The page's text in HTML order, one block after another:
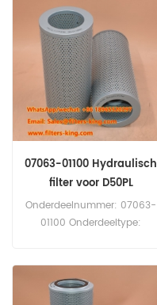
bestelhoeveelheid: 60 stuks
P171533 Hydraulisch
filterpatroon kruisreferentie
2045606 Gebruik voor
Hyster J1.60 XMT.
07063-01100 Hydraulisch
filter voor D50PL
Onderdeelnummer: 07063-
01100 Onderdeeltype:
vervangingsonderdeel
Minimale bestelhoeveelheid